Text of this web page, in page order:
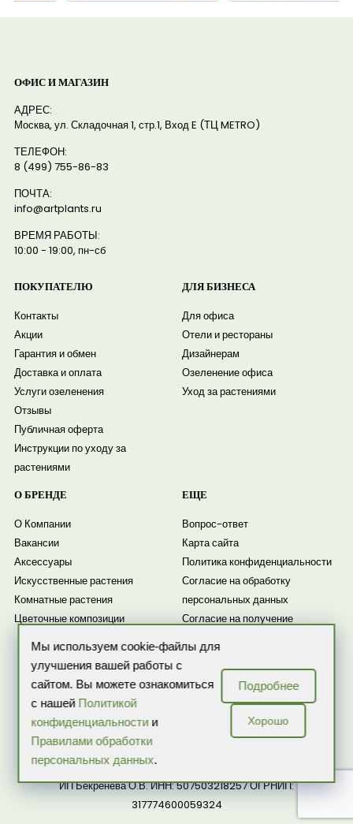
ОФИС И МАГАЗИН
АДРЕС:
Москва, ул. Складочная 1, стр.1, Вход E (ТЦ METRO)
ТЕЛЕФОН:
8 (499) 755-86-83
ПОЧТА:
info@artplants.ru
ВРЕМЯ РАБОТЫ:
10:00 - 19:00, пн-сб
ПОКУПАТЕЛЮ
Контакты
Акции
Гарантия и обмен
Доставка и оплата
Услуги озеленения
Отзывы
Публичная оферта
Инструкции по уходу за
растениями
ДЛЯ БИЗНЕСА
Для офиса
Отели и рестораны
Дизайнерам
Озеленение офиса
Уход за растениями
О БРЕНДЕ
О Компании
Вакансии
Аксессуары
Искусственные растения
Комнатные растения
Цветочные композиции
ЕЩЕ
Вопрос-ответ
Карта сайта
Политика конфиденциальности
Согласие на обработку
персональных данных
Согласие на получение
Новости
ИП Бекренева О.В. ИНН: 507503218257 ОГРНИП:
317774600059324
Мы используем cookie-файлы для
улучшения вашей работы с
сайтом. Вы можете ознакомиться
с нашей Политикой
конфиденциальностии
Правилами обработки
персональных данных.
Подробнее
Хорошо